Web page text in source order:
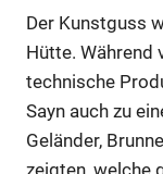
Der Kunstguss
Hütte. Während
technische
Sayn auch zu
Geländer,
zeigten, welche